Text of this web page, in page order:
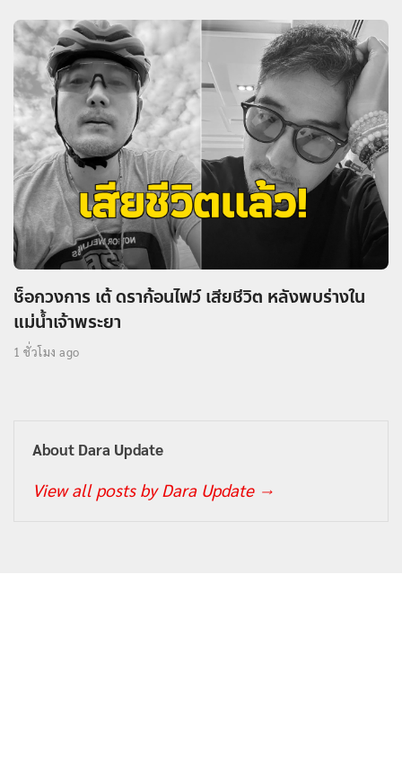
ช็อกวงการ เต้ ดราก้อนไฟว์ เสียชีวิต หลังพบร่างใน
แม่น้ำเจ้าพระยา
1 ชั่วโมง ago
About Dara Update
View all posts by Dara Update →